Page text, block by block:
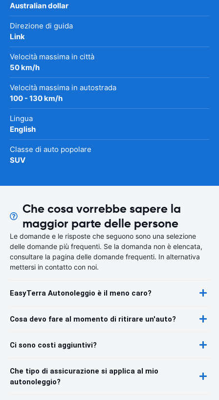
Australian dollar
Direzione di guida
Link
Velocità massima in città
50 km/h
Velocità massima in autostrada
100 - 130 km/h
Lingua
English
Classe di auto popolare
SUV
Che cosa vorrebbe sapere la
maggior parte delle persone
Le domande e le risposte che seguono sono una selezione
delle domande più frequenti. Se la domanda non è elencata,
consultare la pagina delle domande frequenti. In alternativa
mettersi in contatto con noi.
EasyTerra Autonoleggio è il meno caro?
Cosa devo fare al momento di ritirare un'auto?
Ci sono costi aggiuntivi?
Che tipo di assicurazione si applica al mio
autonoleggio?